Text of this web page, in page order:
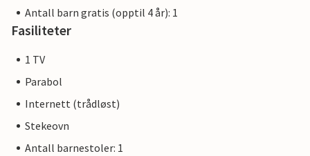
Antall barn gratis (opptil 4 år): 1
Fasiliteter
1 TV
Parabol
Internett (trådløst)
Stekeovn
Antall barnestoler: 1